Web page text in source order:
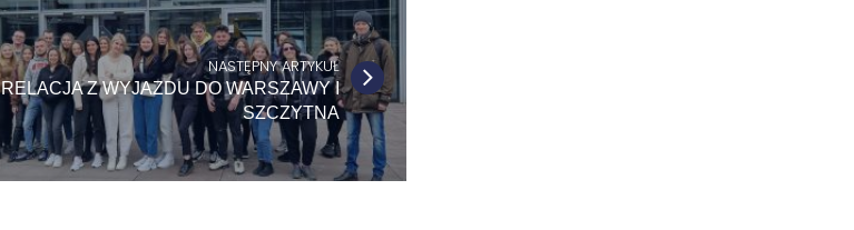
NASTĘPNY ARTYKUŁ
RELACJA Z WYJAZDU DO WARSZAWY I
SZCZYTNA